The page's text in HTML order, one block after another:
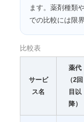
ます。薬剤種類
での比較には限
比較表
サービ
ス名
薬代
（2回
目以
降）